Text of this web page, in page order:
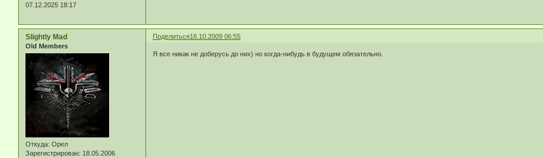
07.12.2025 18:17
Поделиться16.10.2009 06:55
Slightly Mad
Old Members
Откуда: Орел
Зарегистрирован: 18.05.2006
Я все никак не доберусь до них) но когда-нибудь в будущем обязательно.